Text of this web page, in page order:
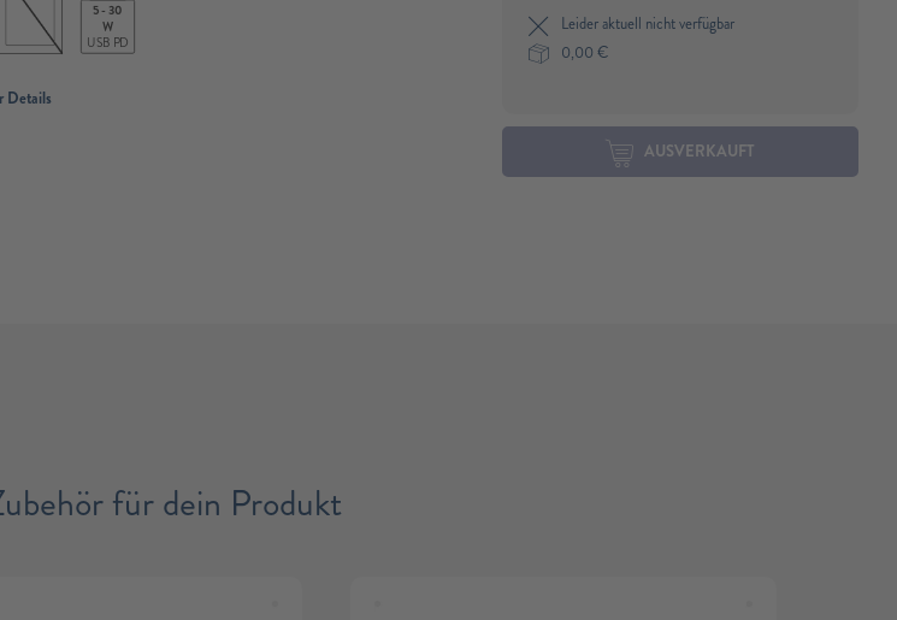
5 - 30
W
USB PD
Details
Leider aktuell nicht verfügbar
0,00 €
AUSVERKAUFT
für dein Produkt